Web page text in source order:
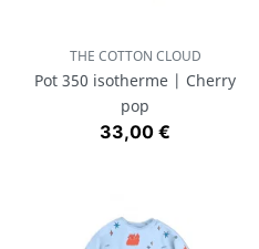
THE COTTON CLOUD
Pot 350 isotherme | Cherry
pop
Prix
33,00 €